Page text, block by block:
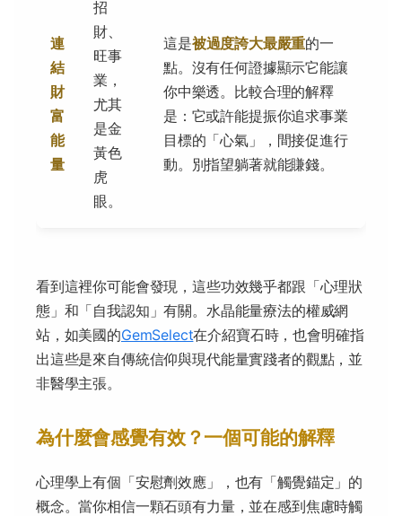
連
結
財
富
能
量
招
財、
旺事
業，
尤其
是金
黃色
虎
眼。
這是被過度誇大最嚴重的一
點。沒有任何證據顯示它能讓
你中樂透。比較合理的解釋
是：它或許能提振你追求事業
目標的「心氣」，間接促進行
動。別指望躺著就能賺錢。
看到這裡你可能會發現，這些功效幾乎都跟「心理狀
態」和「自我認知」有關。水晶能量療法的權威網
站，如美國的GemSelect在介紹寶石時，也會明確指
出這些是來自傳統信仰與現代能量實踐者的觀點，並
非醫學主張。
為什麼會感覺有效？一個可能的解釋
心理學上有個「安慰劑效應」，也有「觸覺錨定」的
概念。當你相信一顆石頭有力量，並在感到焦慮時觸